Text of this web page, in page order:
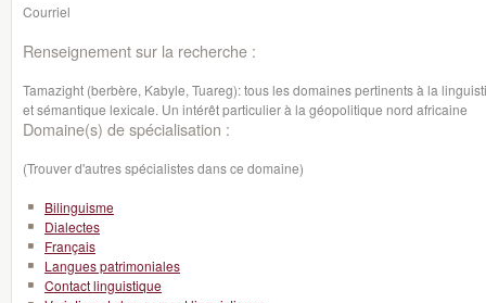
Courriel
Renseignement sur la recherche :
Tamazight (berbère, Kabyle, Tuareg): tous les domaines pertinents à la
et sémantique lexicale. Un intérêt particulier à la géopolitique nord africaine
Domaine(s) de spécialisation :
(Trouver d'autres spécialistes dans ce domaine)
Bilinguisme
Dialectes
Français
Langues patrimoniales
Contact linguistique